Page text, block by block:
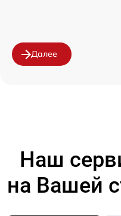
Далее
Наш
на Вашей